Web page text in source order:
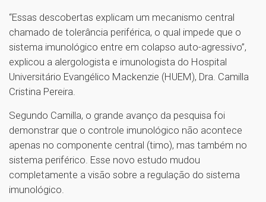
“Essas descobertas explicam um mecanismo central
chamado de tolerância periférica, o qual impede que o
sistema imunológico entre em colapso auto-agressivo”,
explicou a alergologista e imunologista do Hospital
Universitário Evangélico Mackenzie (HUEM), Dra. Camilla
Cristina Pereira.
Segundo Camilla, o grande avanço da pesquisa foi
demonstrar que o controle imunológico não acontece
apenas no componente central (timo), mas também no
sistema periférico. Esse novo estudo mudou
completamente a visão sobre a regulação do sistema
imunológico.